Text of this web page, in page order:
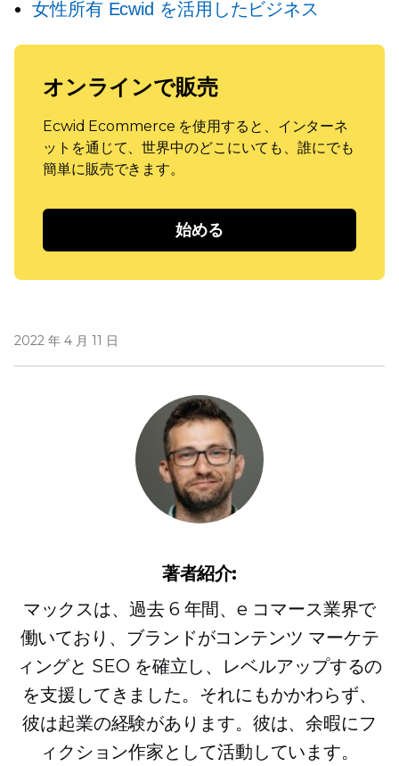
女性所有Ecwid を活用したビジネス
オンラインで販売
Ecwid Ecommerce を使用すると、インターネ
ットを通じて、世界中のどこにいても、誰にでも
簡単に販売できます。
始める
2022 年 4 月 11 日
著者紹介:
マックスは、過去 6 年間、e コマース業界で
働いており、ブランドがコンテンツ マーケテ
ィングと SEO を確立し、レベルアップするの
を支援してきました。それにもかかわらず、
彼は起業の経験があります。彼は、余暇にフ
ィクション作家として活動しています。